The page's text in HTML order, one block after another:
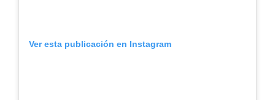
Ver esta publicación en Instagram